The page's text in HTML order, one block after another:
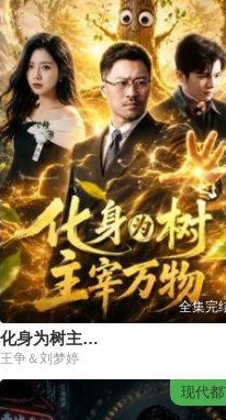
全集完
化身为树主宰万物
王争＆刘梦婷
现代